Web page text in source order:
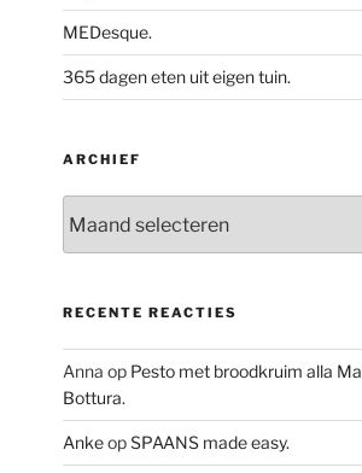
MEDesque.
365 dagen eten uit eigen tuin.
ARCHIEF
RECENTE REACTIES
Anna op Pesto met broodkruim alla
Bottura.
AnkeopSPAANS made easy.